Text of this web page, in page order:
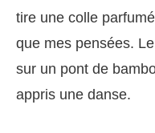
tire une colle
que mes pensées.
sur un pont de
appris une danse.